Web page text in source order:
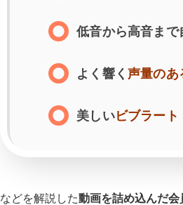
低音から高音まで
よく響く 声量のあ
美しいビブラート
などを解説した動画を詰め込んだ会